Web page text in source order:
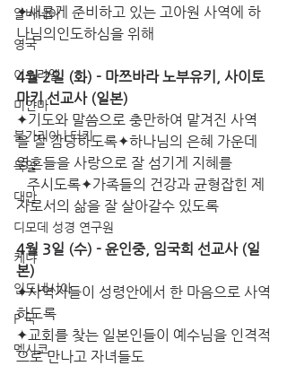
알바니아
영국
이스라엘
미얀마
불가리아 | 터키
독일
대만
디모데 성경 연구원
케냐
인도네시아
P 국
멕시코
✦새롭게 준비하고 있는 고아원 사역에 하
나님의인도하심을 위해
4월 2일 (화) - 마쯔바라 노부유키, 사이토
마키 선교사 (일본)
✦기도와 말씀으로 충만하여 맡겨진 사역
을 잘 감당하도록✦하나님의 은혜 가운데
영혼들을 사랑으로 잘 섬기게 지혜를
주시도록✦가족들의 건강과 균형잡힌 제
자로서의 삶을 잘 살아갈수 있도록
4월 3일 (수) - 윤인중, 임국희 선교사 (일
본)
✦사역자들이 성령안에서 한 마음으로 사역
하도록
✦교회를 찾는 일본인들이 예수님을 인격적
으로 만나고 자녀들도